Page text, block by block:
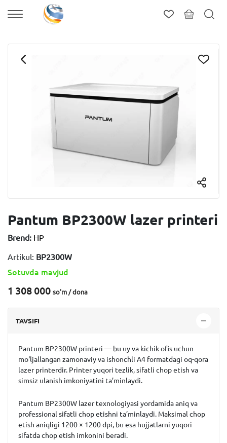
Pantum BP2300W lazer printeri
Brend: HP
Artikul: BP2300W
Sotuvda mavjud
1 308 000 so'm / dona
TAVSIFI
Pantum BP2300W printeri — bu uy va kichik ofis uchun
mo‘ljallangan zamonaviy va ishonchli A4 formatdagi oq-qora
lazer printerdir. Printer yuqori tezlik, sifatli chop etish va
simsiz ulanish imkoniyatini ta’minlaydi.
Pantum BP2300W lazer texnologiyasi yordamida aniq va
professional sifatli chop etishni ta’minlaydi. Maksimal chop
etish aniqligi 1200 × 1200 dpi, bu esa hujjatlarni yuqori
sifatda chop etish imkonini beradi.